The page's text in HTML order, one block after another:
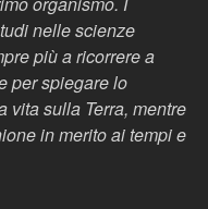
nelle scienze
più a ricorrere a
per spiegare lo
vita sulla Terra, mentre
in merito ai tempi e